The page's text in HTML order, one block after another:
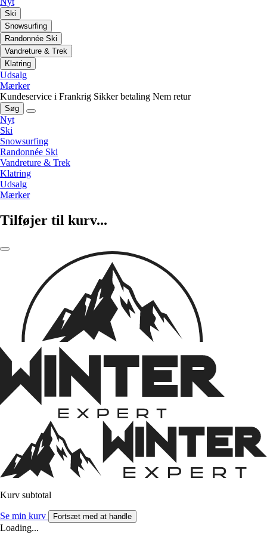
Ski
Snowsurfing
Randonnée Ski
Vandreture & Trek
Klatring
Udsalg
Mærker
Kundeservice i Frankrig Sikker betaling Nem retur
Søg
Nyt
Ski
Snowsurfing
Randonnée Ski
Vandreture & Trek
Klatring
Udsalg
Mærker
Tilføjer til kurv...
Kurv subtotal
Se min kurv Fortsæt med at handle
Loading...